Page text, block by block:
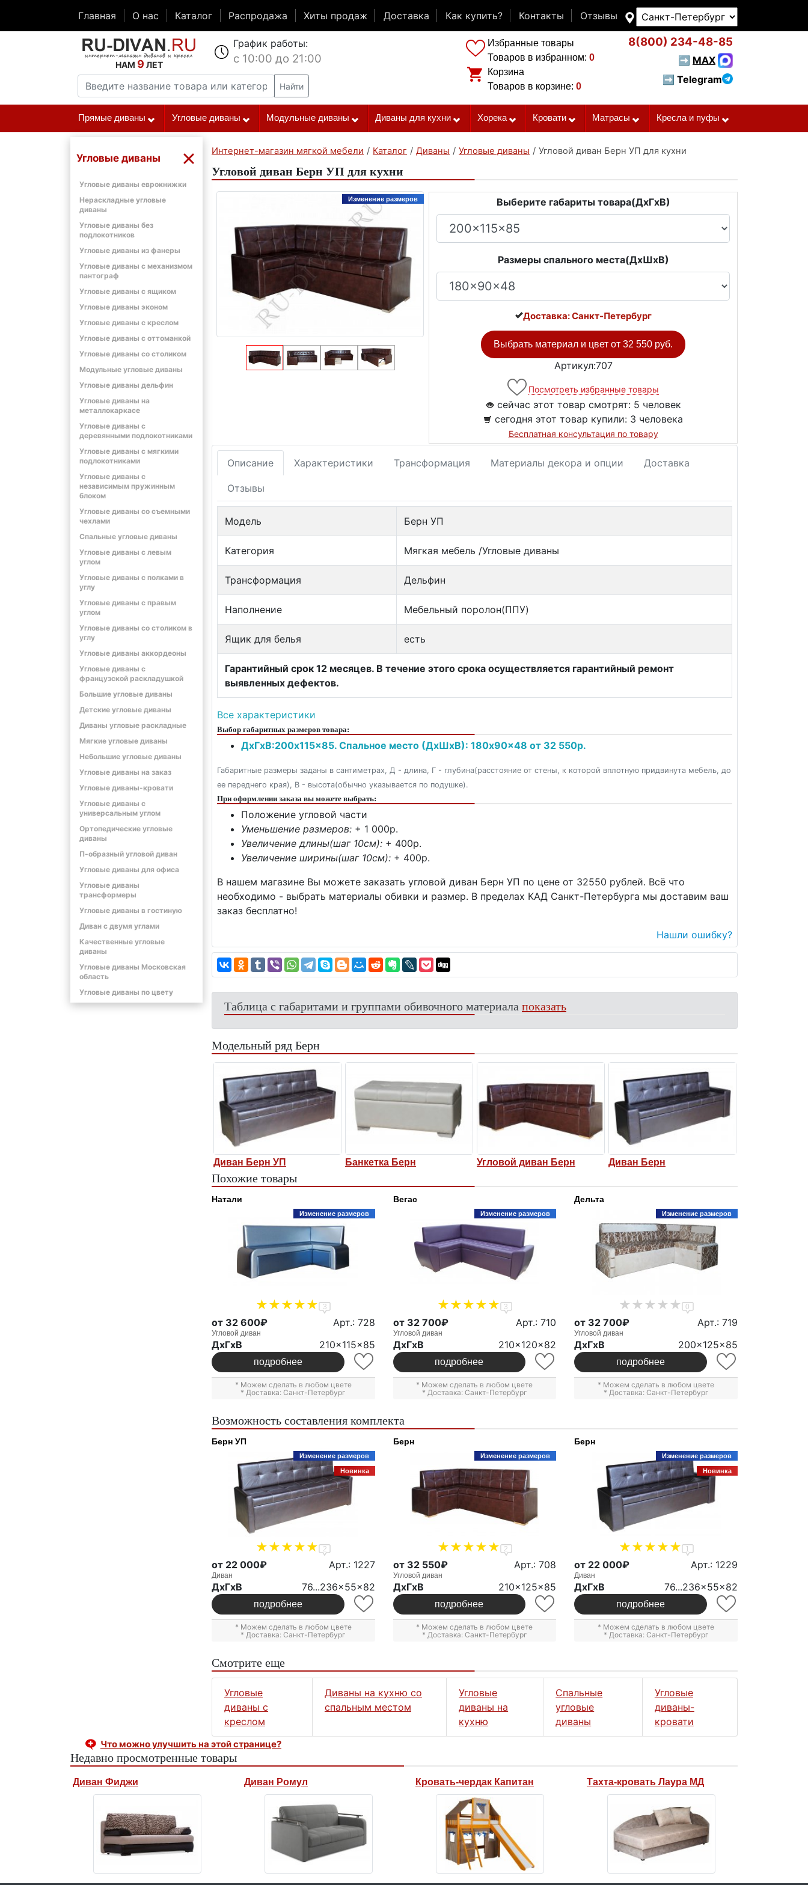
Главная О нас Каталог Распродажа Хиты продаж Доставка Как купить? Контакты Отзывы
НАМ 9 ЛЕТ
График работы:
с 10:00 до 21:00
Найти
Избранные товары
Товаров в избранном: 0
Корзина
Товаров в корзине: 0
8(800) 234-48-85
➡ MAX
➡ Telegram
Прямые диваны Угловые диваны Модульные диваны Диваны для кухни Хорека Кровати Матрасы Кресла и пуфы
Угловые диваны
Угловые диваны еврокнижки
Нераскладные угловые
диваны
Угловые диваны без
подлокотников
Угловые диваны из фанеры
Угловые диваны с механизмом
пантограф
Угловые диваны с ящиком
Угловые диваны эконом
Угловые диваны с креслом
Угловые диваны с оттоманкой
Угловые диваны со столиком
Модульные угловые диваны
Угловые диваны дельфин
Угловые диваны на
металлокаркасе
Угловые диваны с
деревянными подлокотниками
Угловые диваны с мягкими
подлокотниками
Угловые диваны с
независимым пружинным
блоком
Угловые диваны со съемными
чехлами
Спальные угловые диваны
Угловые диваны с левым
углом
Угловые диваны с полками в
углу
Угловые диваны с правым
углом
Угловые диваны со столиком в
углу
Угловые диваны аккордеоны
Угловые диваны с
французской раскладушкой
Большие угловые диваны
Детские угловые диваны
Диваны угловые раскладные
Мягкие угловые диваны
Небольшие угловые диваны
Угловые диваны на заказ
Угловые диваны-кровати
Угловые диваны с
универсальным углом
Ортопедические угловые
диваны
П-образный угловой диван
Угловые диваны для офиса
Угловые диваны
трансформеры
Угловые диваны в гостиную
Диван с двумя углами
Качественные угловые
диваны
Угловые диваны Московская
область
Угловые диваны по цвету
Интернет-магазин мягкой мебели / Каталог / Диваны / Угловые диваны / Угловой диван Берн УП для кухни
Угловой диван Берн УП для кухни
Изменение размеров Выберите габариты товара(ДxГxВ)
Размеры спального места(ДxШxВ)
Доставка: Санкт-Петербург
Выбрать материал и цвет от 32 550 руб.
Артикул:707
Посмотреть избранные товары
сейчас этот товар смотрят: 5 человек
сегодня этот товар купили: 3 человека
Бесплатная консультация по товару
Описание Характеристики Трансформация Материалы декора и опции Доставка
Отзывы
Модель Берн УП
Категория Мягкая мебель /Угловые диваны
Трансформация Дельфин
Наполнение Мебельный поролон(ППУ)
Ящик для белья есть
Гарантийный срок 12 месяцев. В течение этого срока осуществляется гарантийный ремонт
выявленных дефектов.
Все характеристики
Выбор габаритных размеров товара:
ДxГxВ:200x115x85. Спальное место (ДxШxВ): 180x90x48 от 32 550р.
Габаритные размеры заданы в сантиметрах, Д - длина, Г - глубина(расстояние от стены, к которой вплотную придвинута мебель, до
ее переднего края), В - высота(обычно указывается по подушке).
При оформлении заказа вы можете выбрать:
Положение угловой части
Уменьшение размеров: + 1 000p.
Увеличение длины(шаг 10см): + 400p.
Увеличение ширины(шаг 10см): + 400p.
В нашем магазине Вы можете заказать угловой диван Берн УП по цене от 32550 рублей. Всё что
необходимо - выбрать материалы обивки и размер. В пределах КАД Санкт-Петербурга мы доставим ваш
заказ бесплатно!
Нашли ошибку?
Таблица с габаритами и группами обивочного материалапоказать
Модельный ряд Берн
Диван Берн УП Банкетка Берн Угловой диван Берн Диван Берн
Похожие товары
Натали
Изменение размеров
3
от 32 600₽ Арт.: 728
Угловой диван
ДxГxВ 210x115x85
подробнее
* Можем сделать в любом цвете
* Доставка: Санкт-Петербург
Вегас
Изменение размеров
3
от 32 700₽ Арт.: 710
Угловой диван
ДxГxВ 210x120x82
подробнее
* Можем сделать в любом цвете
* Доставка: Санкт-Петербург
Дельта
Изменение размеров
0
от 32 700₽ Арт.: 719
Угловой диван
ДxГxВ 200x125x85
подробнее
* Можем сделать в любом цвете
* Доставка: Санкт-Петербург
Возможность составления комплекта
Берн УП
Изменение размеров
Новинка
2
от 22 000₽ Арт.: 1227
Диван
ДxГxВ 76...236x55x82
подробнее
* Можем сделать в любом цвете
* Доставка: Санкт-Петербург
Берн
Изменение размеров
2
от 32 550₽ Арт.: 708
Угловой диван
ДxГxВ 210x125x85
подробнее
* Можем сделать в любом цвете
* Доставка: Санкт-Петербург
Берн
Изменение размеров
Новинка
1
от 22 000₽ Арт.: 1229
Диван
ДxГxВ 76...236x55x82
подробнее
* Можем сделать в любом цвете
* Доставка: Санкт-Петербург
Смотрите еще
Угловые
диваны с
креслом
Диваны на кухню со
спальным местом
Угловые
диваны на
кухню
Спальные
угловые
диваны
Угловые
диваны-
кровати
Что можно улучшить на этой странице?
Недавно просмотренные товары
Диван Фиджи Диван Ромул Кровать-чердак Капитан Тахта-кровать Лаура МД